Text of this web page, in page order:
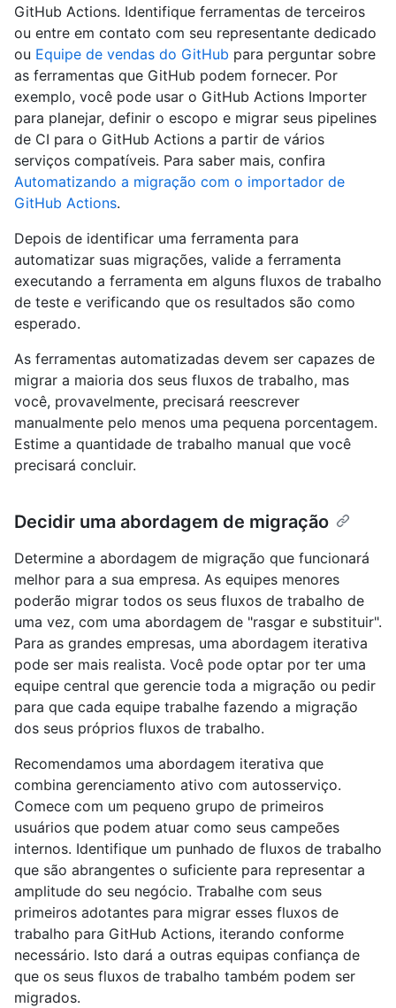
GitHub Actions. Identifique ferramentas de terceiros
ou entre em contato com seu representante dedicado
ou Equipe de vendas do GitHub para perguntar sobre
as ferramentas que GitHub podem fornecer. Por
exemplo, você pode usar o GitHub Actions Importer
para planejar, definir o escopo e migrar seus pipelines
de CI para o GitHub Actions a partir de vários
serviços compatíveis. Para saber mais, confira
Automatizando a migração com o importador de
GitHub Actions.
Depois de identificar uma ferramenta para
automatizar suas migrações, valide a ferramenta
executando a ferramenta em alguns fluxos de trabalho
de teste e verificando que os resultados são como
esperado.
As ferramentas automatizadas devem ser capazes de
migrar a maioria dos seus fluxos de trabalho, mas
você, provavelmente, precisará reescrever
manualmente pelo menos uma pequena porcentagem.
Estime a quantidade de trabalho manual que você
precisará concluir.
Decidir uma abordagem de migração
Determine a abordagem de migração que funcionará
melhor para a sua empresa. As equipes menores
poderão migrar todos os seus fluxos de trabalho de
uma vez, com uma abordagem de "rasgar e substituir".
Para as grandes empresas, uma abordagem iterativa
pode ser mais realista. Você pode optar por ter uma
equipe central que gerencie toda a migração ou pedir
para que cada equipe trabalhe fazendo a migração
dos seus próprios fluxos de trabalho.
Recomendamos uma abordagem iterativa que
combina gerenciamento ativo com autosserviço.
Comece com um pequeno grupo de primeiros
usuários que podem atuar como seus campeões
internos. Identifique um punhado de fluxos de trabalho
que são abrangentes o suficiente para representar a
amplitude do seu negócio. Trabalhe com seus
primeiros adotantes para migrar esses fluxos de
trabalho para GitHub Actions, iterando conforme
necessário. Isto dará a outras equipas confiança de
que os seus fluxos de trabalho também podem ser
migrados.